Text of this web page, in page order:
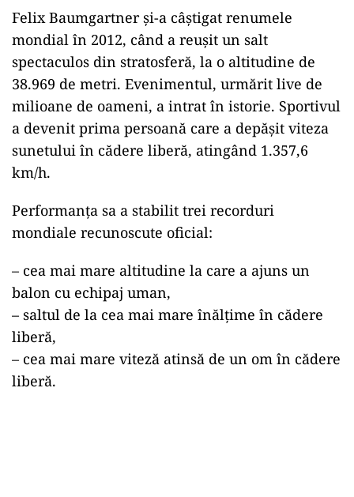
Felix Baumgartner și-a câștigat renumele
mondial în 2012, când a reușit un salt
spectaculos din stratosferă, la o altitudine de
38.969 de metri. Evenimentul, urmărit live de
milioane de oameni, a intrat în istorie. Sportivul
a devenit prima persoană care a depășit viteza
sunetului în cădere liberă, atingând 1.357,6
km/h.
Performanța sa a stabilit trei recorduri
mondiale recunoscute oficial:
– cea mai mare altitudine la care a ajuns un
balon cu echipaj uman,
– saltul de la cea mai mare înălțime în cădere
liberă,
– cea mai mare viteză atinsă de un om în cădere
liberă.